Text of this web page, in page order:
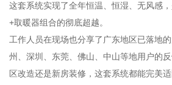
这套系统实现了全年恒温、恒湿、无风感
+取暖器组合的彻底超越。
工作人员在现场也分享了广东地区已落地
州、深圳、东莞、佛山、中山等地用户的
区改造还是新房装修，这套系统都能完美